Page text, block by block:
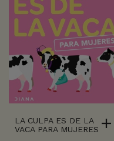
LA CULPA ES DE LA
VACA PARA MUJERES